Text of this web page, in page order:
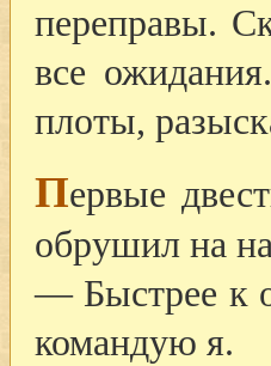
переправы.
все
плоты,
Первые
обрушил на
— Быстрее к
командую я.